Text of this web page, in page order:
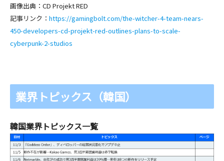
画像出典：CD Projekt RED
記事リンク： https://gamingbolt.com/the-witcher-4-team-nears-
450-developers-cd-projekt-red-outlines-plans-to-scale-
cyberpunk-2-studios
業界トピックス（韓国）
韓国業界トピックス一覧